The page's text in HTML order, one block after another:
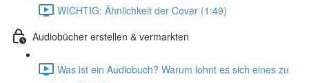
WICHTIG: Ähnlichkeit der Cover (1:49)
Audiobücher erstellen & vermarkten
Was ist ein Audiobuch? Warum lohnt es sich eines zu